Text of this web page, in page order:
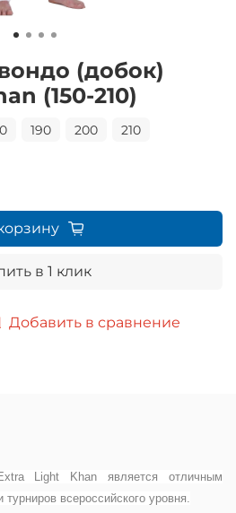
(добок)
(150-210)
Добавить в сравнение
190 200 210
в 1 клик
Light Khan является отличным
всероссийского уровня.